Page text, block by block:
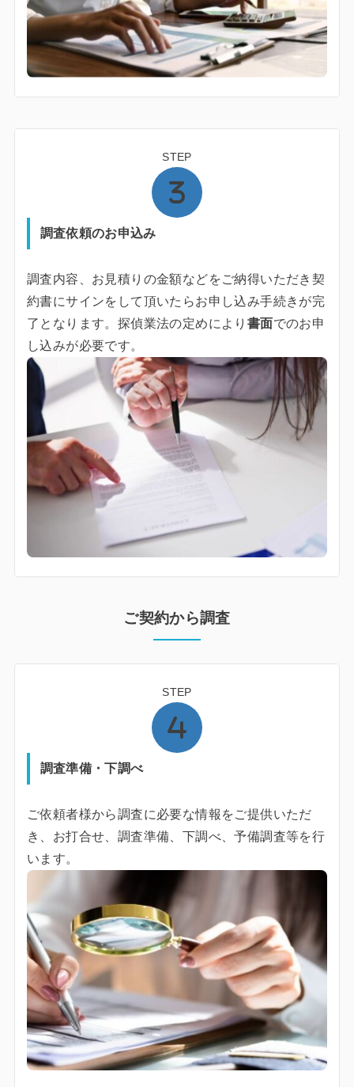
STEP
調査依頼のお申込み
調査内容、お見積りの金額などをご納得いただき契
約書にサインをして頂いたらお申し込み手続きが完
了となります。探偵業法の定めにより 書面でのお申
し込みが必要です。
ご契約から調査
STEP
調査準備・下調べ
ご依頼者様から調査に必要な情報をご提供いただ
き、お打合せ、調査準備、下調べ、予備調査等を行
います。